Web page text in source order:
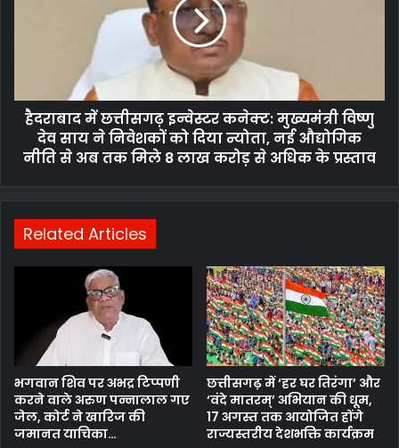
हैदराबाद में छत्तीसगढ़ इन्वेस्टर कनेक्ट: मुख्यमंत्री विष्णु
देव साय ने निवेशकों को दिया न्योता, नई औद्योगिक
नीति से अब तक मिले 8 लाख करोड़ से अधिक के प्रस्ताव
Related Articles
भगवान शिव पर अभद्र टिप्पणी
करने वाले अरुण पन्नालाल गए
जेल, कोर्ट ने खारिज की
जमानत याचिका…
छत्तीसगढ़ में ‘हर घर तिरंगा’ और
‘वंदे मातरम्’ अभियान की धूम,
17 अगस्त तक आयोजित होंगे
राज्यस्तरीय देशभक्ति कार्यक्रम